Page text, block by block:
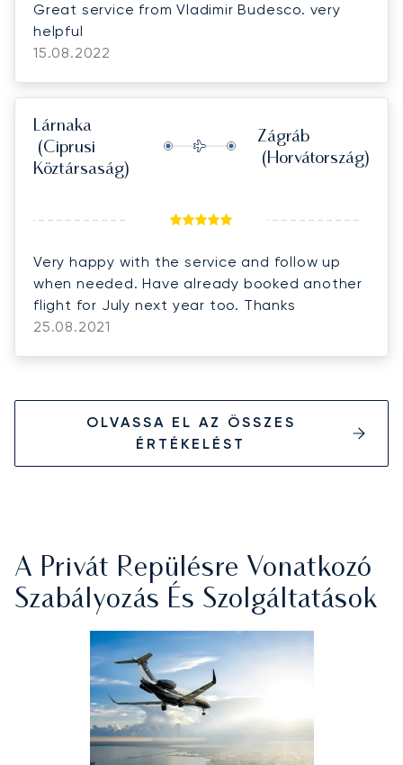
Great service from Vladimir Budesco. very
helpful
15.08.2022
Lárnaka
(Ciprusi
Köztársaság)
Zágráb
(Horvátország)
Very happy with the service and follow up
when needed. Have already booked another
flight for July next year too. Thanks
25.08.2021
OLVASSA EL AZ ÖSSZES
ÉRTÉKELÉST
A Privát Repülésre Vonatkozó
Szabályozás És Szolgáltatások